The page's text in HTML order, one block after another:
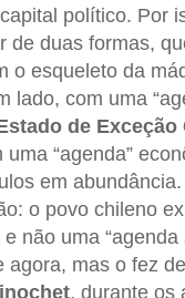
político. Por
de duas formas,
o esqueleto da
lado, com uma
de
uma “agenda”
em
o povo chileno
não uma “agenda
agora, mas o fez
, durante os